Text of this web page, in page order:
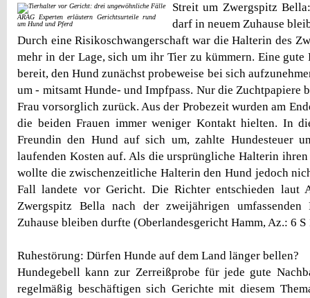
ARAG Experten erläutern Gerichtsurteile rund
um Hund und Pferd
Streit um Zwergspitz
darf in neuem Zuhause
Durch eine Risikoschwangerschaft war die Halterin des
mehr in der Lage, sich um ihr Tier zu kümmern. Eine
bereit, den Hund zunächst probeweise bei sich
um - mitsamt Hunde- und Impfpass. Nur die Zuchtpapiere
Frau vorsorglich zurück. Aus der Probezeit wurden am
die beiden Frauen immer weniger Kontakt hielten. In
Freundin den Hund auf sich um, zahlte Hundesteuer
laufenden Kosten auf. Als die ursprüngliche Halterin
wollte die zwischenzeitliche Halterin den Hund jedoch
Fall landete vor Gericht. Die Richter entschieden laut
Zwergspitz Bella nach der zweijährigen umfassenden
Zuhause bleiben durfte (Oberlandesgericht Hamm, Az.: 6 S
Ruhestörung: Dürfen Hunde auf dem Land länger bellen?
Hundegebell kann zur Zerreißprobe für jede gute
regelmäßig beschäftigen sich Gerichte mit diesem